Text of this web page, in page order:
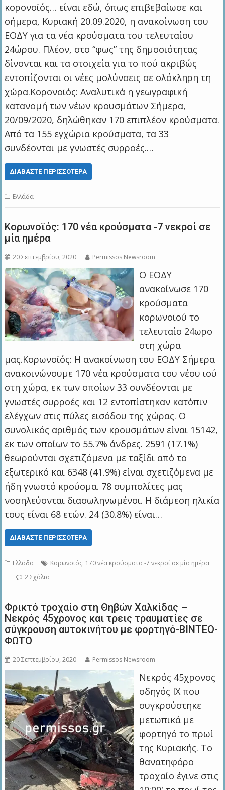
κορονοϊός… είναι εδώ, όπως επιβεβαίωσε και
σήμερα, Κυριακή 20.09.2020, η ανακοίνωση του
ΕΟΔΥ για τα νέα κρούσματα του τελευταίου
24ώρου. Πλέον, στο “φως” της δημοσιότητας
δίνονται και τα στοιχεία για το πού ακριβώς
εντοπίζονται οι νέες μολύνσεις σε ολόκληρη τη
χώρα.Κορονοϊός: Αναλυτικά η γεωγραφική
κατανομή των νέων κρουσμάτων Σήμερα,
20/09/2020, δηλώθηκαν 170 επιπλέον κρούσματα.
Από τα 155 εγχώρια κρούσματα, τα 33
συνδέονται με γνωστές συρροές.…
ΔΙΑΒΆΣΤΕ ΠΕΡΙΣΣΌΤΕΡΑ
Ελλάδα
Κορωνοϊός: 170 νέα κρούσματα -7 νεκροί σε
μία ημέρα
20 Σεπτεμβρίου, 2020 Permissos Newsroom
Ο ΕΟΔΥ
ανακοίνωσε 170
κρούσματα
κορωνοϊού το
τελευταίο 24ωρο
στη χώρα
μας.Κορωνοϊός: Η ανακοίνωση του ΕΟΔΥ Σήμερα
ανακοινώνουμε 170 νέα κρούσματα του νέου ιού
στη χώρα, εκ των οποίων 33 συνδέονται με
γνωστές συρροές και 12 εντοπίστηκαν κατόπιν
ελέγχων στις πύλες εισόδου της χώρας. Ο
συνολικός αριθμός των κρουσμάτων είναι 15142,
εκ των οποίων το 55.7% άνδρες. 2591 (17.1%)
θεωρούνται σχετιζόμενα με ταξίδι από το
εξωτερικό και 6348 (41.9%) είναι σχετιζόμενα με
ήδη γνωστό κρούσμα. 78 συμπολίτες μας
νοσηλεύονται διασωληνωμένοι. Η διάμεση ηλικία
τους είναι 68 ετών. 24 (30.8%) είναι…
ΔΙΑΒΆΣΤΕ ΠΕΡΙΣΣΌΤΕΡΑ
Ελλάδα
Κορωνοϊός: 170 νέα κρούσματα -7 νεκροί σε μία ημέρα
2 Σχόλια
Φρικτό τροχαίο στη Θηβών Χαλκίδας –
Νεκρός 45χρονος και τρεις τραυματίες σε
σύγκρουση αυτοκινήτου με φορτηγό-ΒΙΝΤΕΟ-
ΦΩΤΟ
20 Σεπτεμβρίου, 2020 Permissos Newsroom
Νεκρός 45χρονος
οδηγός ΙΧ που
συγκρούστηκε
μετωπικά με
φορτηγό το πρωί
της Κυριακής. Το
θανατηφόρο
τροχαίο έγινε στις